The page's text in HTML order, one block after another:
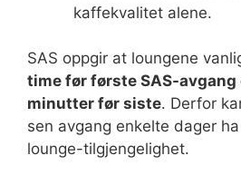
kaffekvalitet alene.
SAS oppgir at loungene
time før første SAS-avgang
minutter før siste. Derfor
sen avgang enkelte dager
lounge-tilgjengelighet.